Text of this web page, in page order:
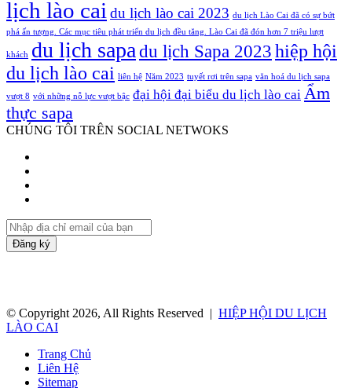
lịch lào cai du lịch lào cai 2023 du lịch Lào Cai đã có sự bứt
phá ấn tượng. Các mục tiêu phát triển du lịch đều tăng. Lào Cai đã đón hơn 7 triệu lượt
khách du lịch sapa du lịch Sapa 2023 hiệp hội
du lịch lào cai liên hệ Năm 2023 tuyết rơi trên sapa văn hoá du lịch sapa
vượt 8 với những nỗ lực vượt bậc đại hội đại biểu du lịch lào cai Ẩm
thực sapa
CHÚNG TÔI TRÊN SOCIAL NETWOKS
Nhập
địa
chỉ
© Copyright 2026, All Rights Reserved | HIỆP HỘI DU LỊCH
LÀO CAI
Trang Chủ
Liên Hệ
Sitemap